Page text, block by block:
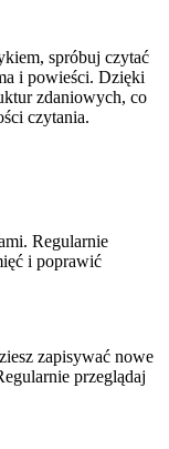
spróbuj czytać
i powieści. Dzięki
zdaniowych, co
czytania.
Regularnie
i poprawić
zapisywać nowe
przeglądaj